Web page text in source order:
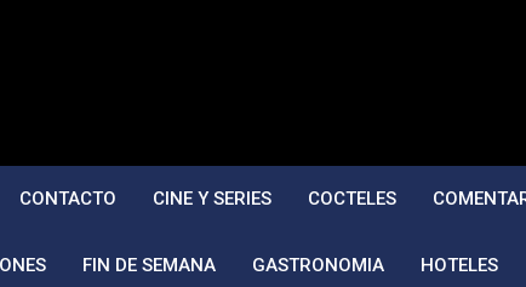
CONTACTO CINE Y SERIES COCTELES
FIN DE SEMANA GASTRONOMIA HOTELES